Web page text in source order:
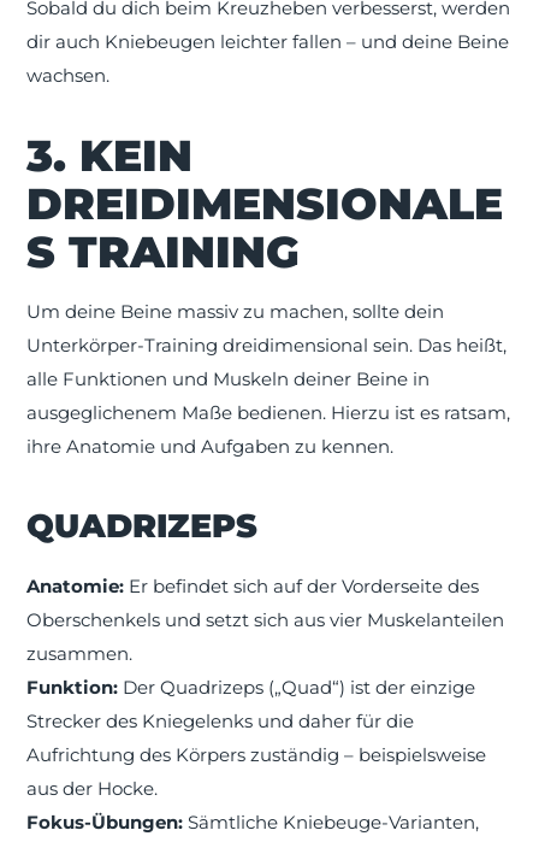
Sobald du dich beim Kreuzheben verbesserst, werden
dir auch Kniebeugen leichter fallen – und deine Beine
wachsen.
3. KEIN
DREIDIMENSIONALE
S TRAINING
Um deine Beine massiv zu machen, sollte dein
Unterkörper-Training dreidimensional sein. Das heißt,
alle Funktionen und Muskeln deiner Beine in
ausgeglichenem Maße bedienen. Hierzu ist es ratsam,
ihre Anatomie und Aufgaben zu kennen.
QUADRIZEPS
Anatomie: Er befindet sich auf der Vorderseite des
Oberschenkels und setzt sich aus vier Muskelanteilen
zusammen.
Funktion: Der Quadrizeps („Quad“) ist der einzige
Strecker des Kniegelenks und daher für die
Aufrichtung des Körpers zuständig – beispielsweise
aus der Hocke.
Fokus-Übungen: Sämtliche Kniebeuge-Varianten,